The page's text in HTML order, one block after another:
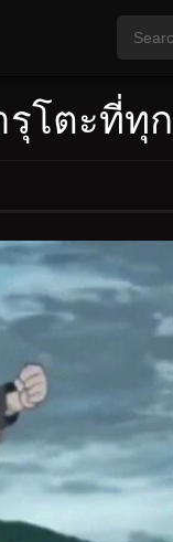
โตะที่ทุ